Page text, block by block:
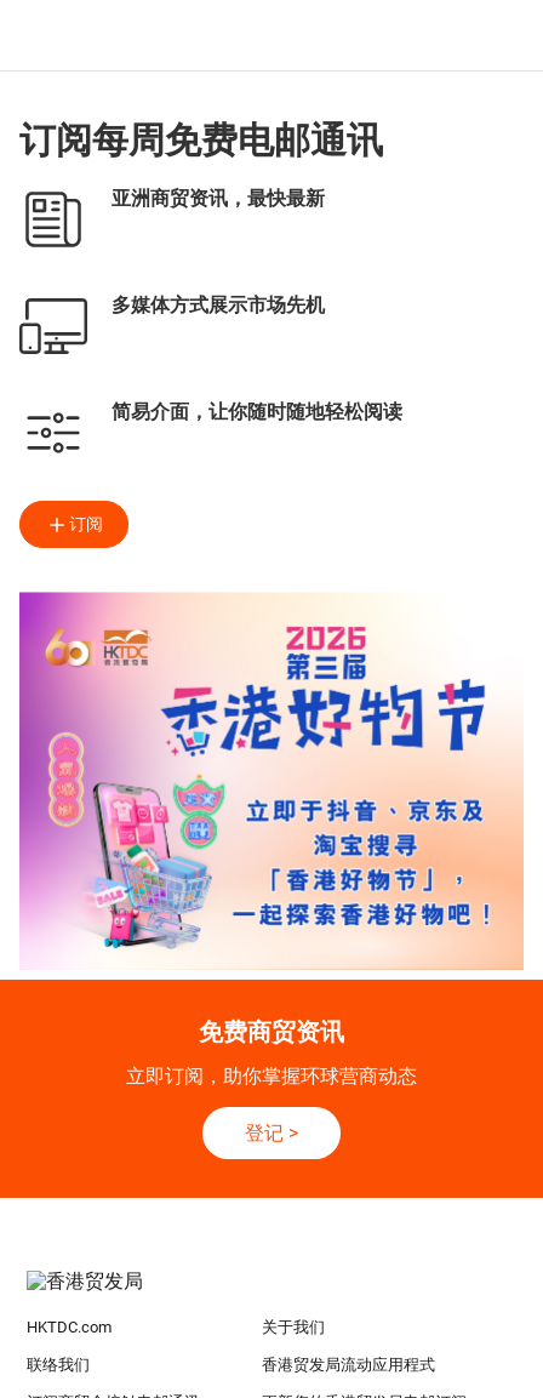
订阅每周免费电邮通讯
亚洲商贸资讯，最快最新
多媒体方式展示市场先机
简易介面，让你随时随地轻松阅读
订阅
免费商贸资讯
立即订阅，助你掌握环球营商动态
登记 >
HKTDC.com 关于我们
联络我们 香港贸发局流动应用程式